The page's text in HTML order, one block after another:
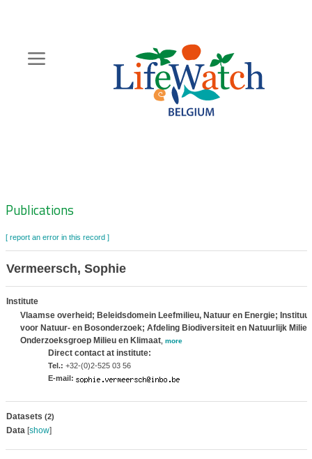
content
Zoeknavigatie
Publications
[ report an error in this record ]
Vermeersch, Sophie
Institute
Vlaamse overheid; Beleidsdomein Leefmilieu, Natuur en Energie; Instituut
voor Natuur- en Bosonderzoek; Afdeling Biodiversiteit en Natuurlijk
Onderzoeksgroep Milieu en Klimaat, more
Direct contact at institute:
Tel.: +32-(0)2-525 03 56
E-mail:
Datasets (2)
Data[show]